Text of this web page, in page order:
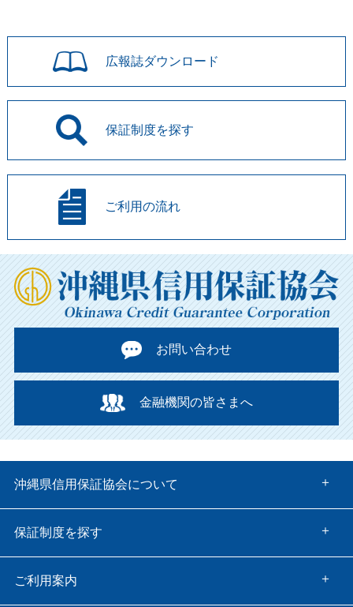
広報誌ダウンロード
保証制度を探す
ご利用の流れ
お問い合わせ
金融機関の皆さまへ
沖縄県信用保証協会について
保証制度を探す
ご利用案内